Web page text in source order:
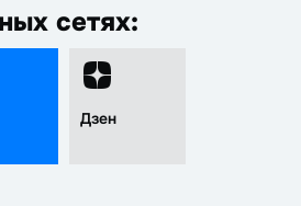
сетях:
Дзен